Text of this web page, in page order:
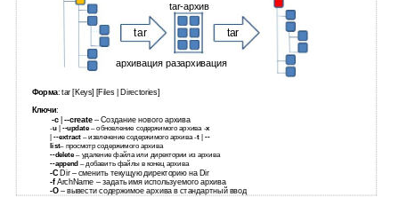
tar-архив
tar tar
архивация разархивация
Форма: tar [Keys] [Files | Directories]
Ключи:
-с
|--create – Создание нового архива
-u --update – обновление содержимого архива -x
|--extract – извлечение содержимого архива -t --
list– просмотр содержимого архива
--delete – удаление файла или директории из архива
--append – добавить файлы в конец архива
-C Dir – сменить текущую директорию на Dir
-f ArchName – задать имя используемого архива
-O – вывести содержимое архива в стандартный ввод